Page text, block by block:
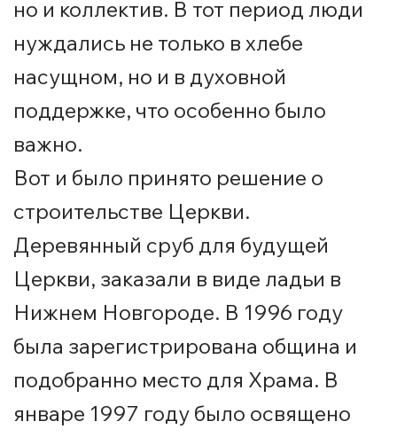
но и коллектив. В тот период люди
нуждались не только в хлебе
насущном, но и в духовной
поддержке, что особенно было
важно.
Вот и было принято решение о
строительстве Церкви.
Деревянный сруб для будущей
Церкви, заказали в виде ладьи в
Нижнем Новгороде. В 1996 году
была зарегистрирована община и
подобранно место для Храма. В
январе 1997 году было освящено